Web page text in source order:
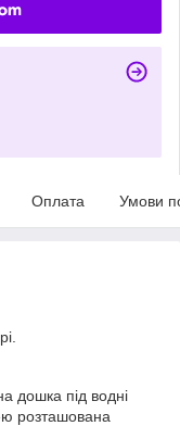
Оплата Умови
дошка під водні
розташована